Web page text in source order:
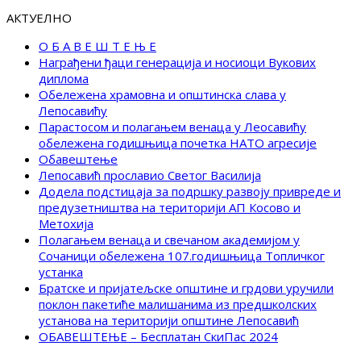
АКТУЕЛНО
О Б А В Е Ш Т Е Њ Е
Награђени ђаци генерација и носиоци Вукових
диплома
Обележена храмовна и општинска слава у
Лепосавићу
Парастосом и полагањем венаца у Леосавићу
обележена годишњица почетка НАТО агресије
Обавештење
Лепосавић прославио Светог Василија
Додела подстицаја за подршку развоју привреде и
предузетништва на територији АП Косово и
Метохија
Полагањем венаца и свечаном академијом у
Сочаници обележена 107.годишњица Топличког
устанка
Братске и пријатељске општине и грдови уручили
поклон пакетиће малишанима из предшколских
установа на територији општине Лепосавић
ОБАВЕШТЕЊЕ – Бесплатан СкиПас 2024